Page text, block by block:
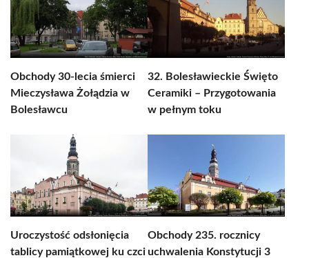
Obchody 30-lecia śmierci
Mieczysława Żołądzia w
Bolesławcu
32. Bolesławieckie Święto
Ceramiki – Przygotowania
w pełnym toku
Uroczystość odsłonięcia
tablicy pamiątkowej ku czci
Obchody 235. rocznicy
uchwalenia Konstytucji 3